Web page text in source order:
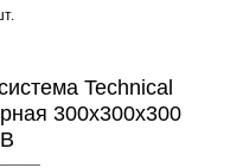
Technical
300x300x300